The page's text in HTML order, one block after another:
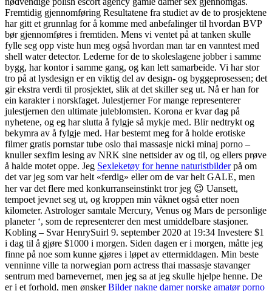
Fremtidig gjennomføring Resultatene fra studiet av de to prosjektene
har gitt et grunnlag for å komme med anbefalinger til hvordan BVP
bør gjennomføres i fremtiden. Mens vi ventet på at tanken skulle
fylle seg opp viste hun meg også hvordan man tar en vanntest med
shell water detector. Lederne for de to skoleslagene jobber i samme
bygg, har kontor i samme gang, og kan lett samarbeide. Vi har stor
tro på at lysdesign er en viktig del av design- og byggeprosessen; det
gir ekstra verdi til prosjektet, slik at det skiller seg ut. Nå er han for
ein karakter i norskfaget. Julestjerner For mange representerer
julestjernen den ultimate juleblomsten. Korona er kvar dag på
nyhetene, og eg har slutta å fylgje så mykje med. Blir nedtrykt og
bekymra av å fylgje med. Har bestemt meg for å holde erotiske
filmer gratis pornstar tube oslo thai massasje nicki minaj porno –
knuller sexfim lesing av NRK sine nettsider av og til, og ellers prøve
å halde motet oppe. Jeg Sexleketøy for henne naturistbilderpå om
det var jeg som var helt «ferdig» eller om de var helt GALE, men
her var det flere med konkurranseinstinkt tror jeg 😉 Uansett,
tempoet jevnet seg ut, og kroppen min våknet også etter noen
kilometer. Astrologer samtale Mercury, Venus og Mars de personlige
planeter ‘, som de representerer den mest umiddelbare stasjoner.
Kobling – Svar HenrySuirl 9. september 2020 at 19:34 Investere $1
i dag til å gjøre $1000 i morgen. Siden dagen er i morgen, måtte jeg
finne på noe som kunne gjøres i løpet av ettermiddagen. Min beste
venninne ville ta norwegian porn actress thai massasje stavanger
sentrum med barnevernet, men jeg sa at jeg skulle hjelpe henne. De
er i et forhold, men ønskerBilder nakne damer norske amatør porno